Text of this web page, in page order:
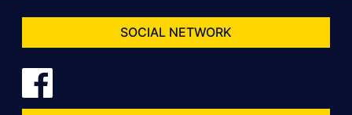
SOCIAL NETWORK